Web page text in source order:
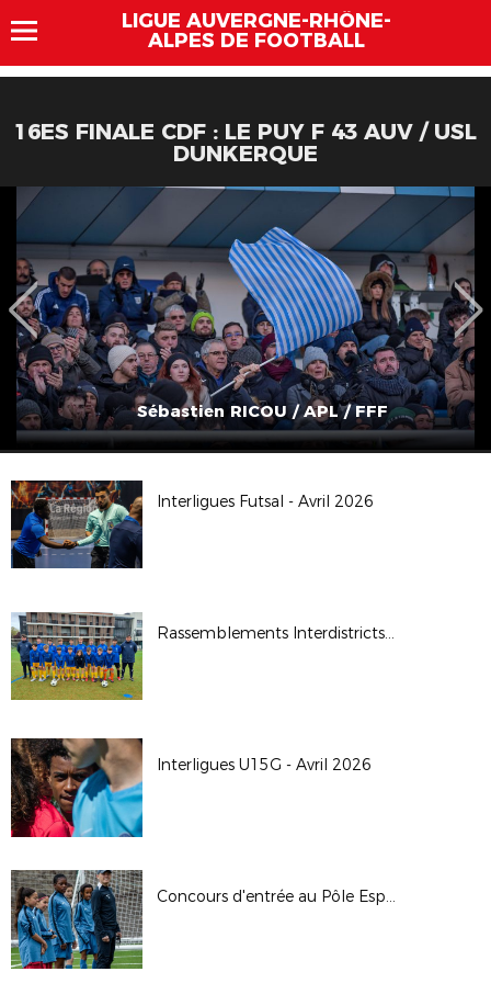
LIGUE AUVERGNE-RHÔNE-
ALPES DE FOOTBALL
16ES FINALE CDF : LE PUY F 43 AUV / USL
DUNKERQUE
Sébastien RICOU / APL / FFF
Interligues Futsal - Avril 2026
Rassemblements Interdistricts U14G - Avr. 2026
Interligues U15G - Avril 2026
Concours d'entrée au Pôle Espoirs - 2026